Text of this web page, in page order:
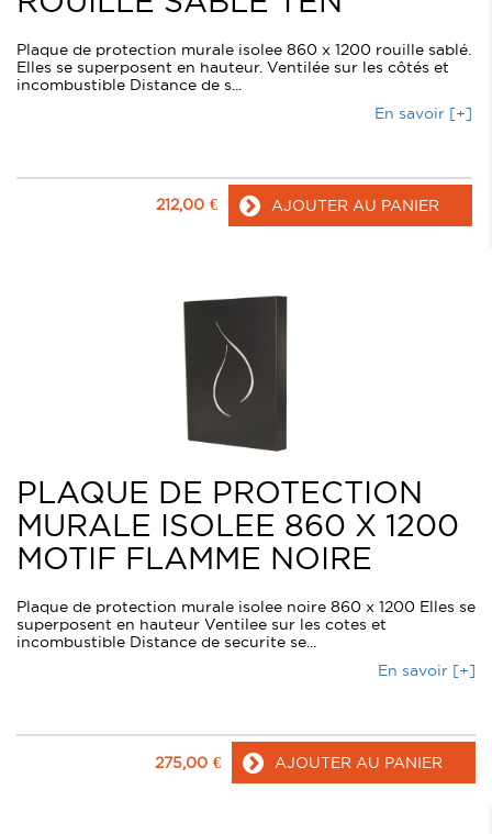
Plaque de protection murale isolee 860 x 1200 rouille sablé.
Elles se superposent en hauteur. Ventilée sur les côtés et
incombustible Distance de s...
En savoir [+]
212,00 € AJOUTER AU PANIER
PLAQUE DE PROTECTION
MURALE ISOLEE 860 X 1200
MOTIF FLAMME NOIRE
Plaque de protection murale isolee noire 860 x 1200 Elles se
superposent en hauteur Ventilee sur les cotes et
incombustible Distance de securite se...
En savoir [+]
275,00 € AJOUTER AU PANIER